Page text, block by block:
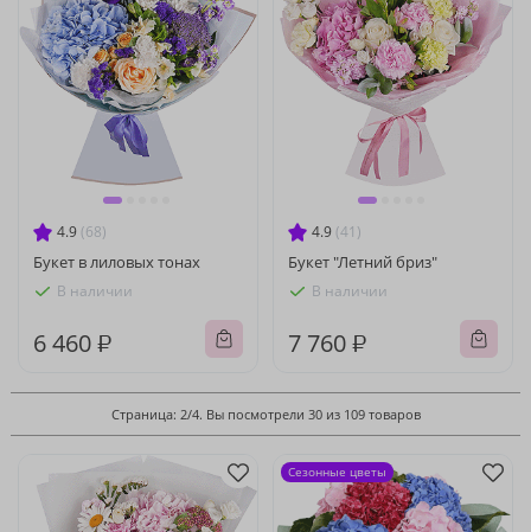
4.9 (68)
Букет в лиловых тонах
В наличии
6 460 ₽
4.9 (41)
Букет "Летний бриз"
В наличии
7 760 ₽
Страница: 2/4. Вы посмотрели 30 из 109 товаров
Сезонные цветы